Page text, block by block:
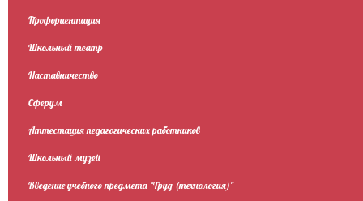
Профориентация
Школьный театр
Наставничество
Сферум
Аттестация педагогических работников
Школьный музей
Введение учебного предмета "Труд (технология)"